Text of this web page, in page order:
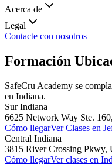
Acerca de
Legal
Contacte con nosotros
Formación
SafeCru Academy se
en Indiana.
SurIndiana
6625 Network Way Ste.
Cómo llegarVer Clases en
Central Indiana
3815 River Crossing Pkwy,
Cómo llegarVer clases en